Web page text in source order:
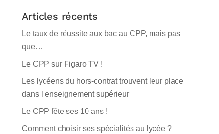
Articles récents
Le taux de réussite aux bac au CPP, mais pas
que…
Le CPP sur Figaro TV !
Les lycéens du hors-contrat trouvent leur place
dans l’enseignement supérieur
Le CPP fête ses 10 ans !
Comment choisir ses spécialités au lycée ?